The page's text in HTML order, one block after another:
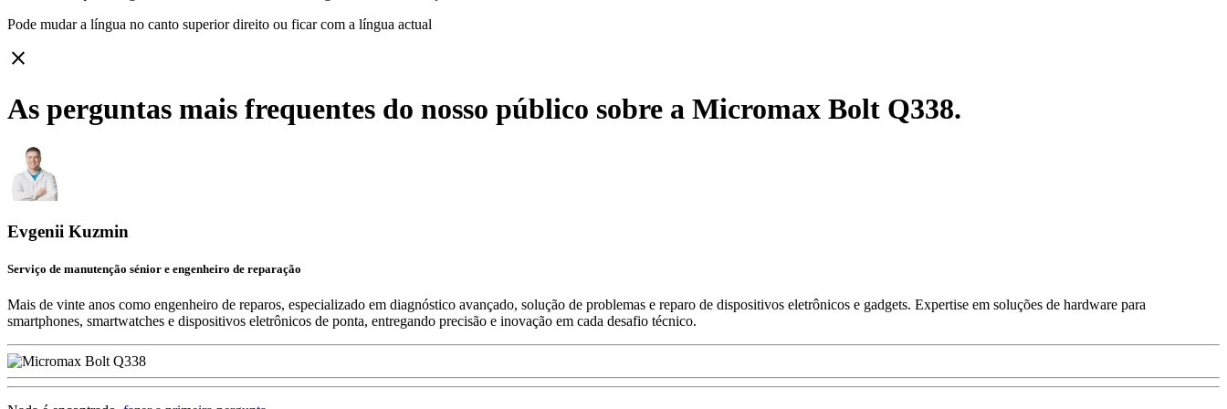
Pode mudar a língua no canto superior direito ou ficar com a língua actual
close
As perguntas mais frequentes do nosso público sobre a Micromax Bolt Q338.
Evgenii Kuzmin
Serviço de manutenção sénior e engenheiro de reparação
Mais de vinte anos como engenheiro de reparos, especializado em diagnóstico avançado, solução de problemas e reparo de dispositivos eletrônicos e gadgets. Expertise em soluções de hardware para
smartphones, smartwatches e dispositivos eletrônicos de ponta, entregando precisão e inovação em cada desafio técnico.